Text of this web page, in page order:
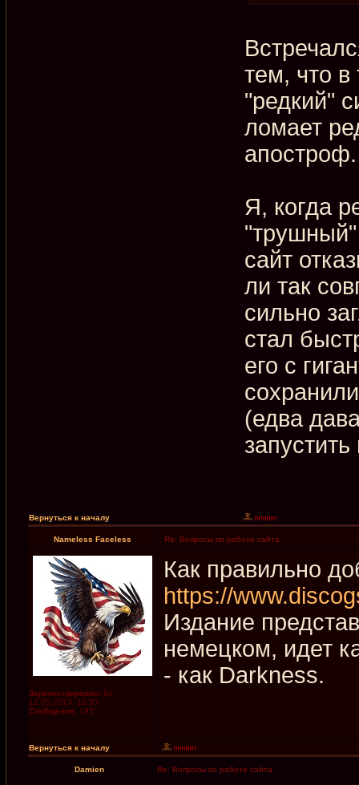
тем, что в
"редкий"
ломает
апостроф.
Я, когда
сайт
ли так
сильно
стал
его с
(едва
Вернуться к началу
Nameless Faceless Re: Вопросы по работе сайта
Зарегистрирован: Вс
12.05.2013, 10:33
Сообщения: 195
Как правильно
https://
Издание
немецком, идет
- как Darkness.
Вернуться к началу
Damien Re: Вопросы по работе сайта